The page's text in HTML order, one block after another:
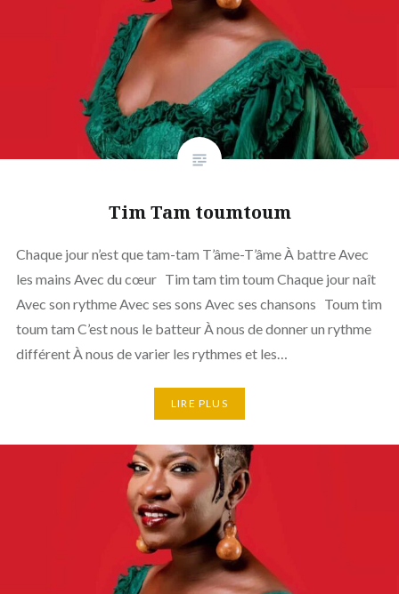
Tim Tam toumtoum
Chaque jour n’est que tam-tam T’âme-T’âme À battre Avec
les mains Avec du cœur Tim tam tim toum Chaque jour naît
Avec son rythme Avec ses sons Avec ses chansons Toum tim
toum tam C’est nous le batteur À nous de donner un rythme
différent À nous de varier les rythmes et les…
LIRE PLUS